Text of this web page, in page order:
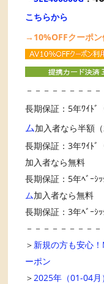
こちらから
→10%OFFクーポン
－－－－－－－－
長期保証：5年ﾜｲﾄﾞ
ム加入者なら半額
長期保証：3年ﾜｲﾄﾞ
加入者なら無料
長期保証：5年ﾍﾞｰｼ
ム加入者なら無料
長期保証：3年ﾍﾞｰｼ
－－－－－－－－
＞ 新規の方も安心
ーポン
＞2025年（01-04月